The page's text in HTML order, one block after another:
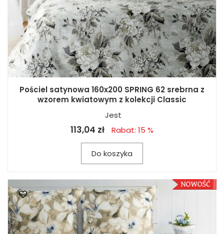
Pościel satynowa 160x200 SPRING 62 srebrna z
wzorem kwiatowym z kolekcji Classic
Jest
113,04 zł Rabat: 15 %
Do koszyka